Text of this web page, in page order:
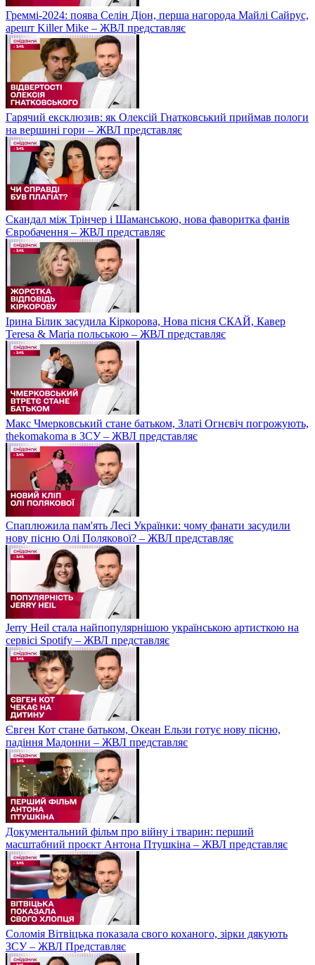
Греммі-2024: поява Селін Діон, перша нагорода Майлі Сайрус,
арешт Killer Mike – ЖВЛ представляє
Гарячий ексклюзив: як Олексій Гнатковський приймав пологи
на вершині гори – ЖВЛ представляє
Скандал між Трінчер і Шаманською, нова фаворитка фанів
Євробачення – ЖВЛ представляє
Ірина Білик засудила Кіркорова, Нова пісня СКАЙ, Кавер
Teresa & Maria польською – ЖВЛ представляє
Макс Чмерковський стане батьком, Златі Огнєвіч погрожують,
thekomakoma в ЗСУ – ЖВЛ представляє
Спаплюжила пам'ять Лесі Українки: чому фанати засудили
нову пісню Олі Полякової? – ЖВЛ представляє
Jerry Heil стала найпопулярнішою українською артисткою на
сервісі Spotify – ЖВЛ представляє
Євген Кот стане батьком, Океан Ельзи готує нову пісню,
падіння Мадонни – ЖВЛ представляє
Документальний фільм про війну і тварин: перший
масштабний проєкт Антона Птушкіна – ЖВЛ представляє
Соломія Вітвіцька показала свого коханого, зірки дякують
ЗСУ – ЖВЛ Представляє